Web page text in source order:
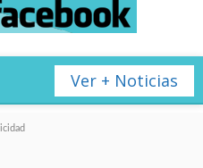
Ver + Noticias